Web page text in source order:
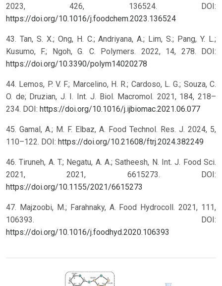
2023, 426, 136524. DOI:
https://doi.org/10.1016/j.foodchem.2023.136524
43. Tan, S. X.; Ong, H. C.; Andriyana, A.; Lim, S.; Pang, Y. L.;
Kusumo, F.; Ngoh, G. C. Polymers. 2022, 14, 278. DOI:
https://doi.org/10.3390/polym14020278
44. Lemos, P. V. F.; Marcelino, H. R.; Cardoso, L. G.; Souza, C.
O. de; Druzian, J. I. Int. J. Biol. Macromol. 2021, 184, 218–
234. DOI: https://doi.org/10.1016/j.ijbiomac.2021.06.077
45. Gamal, A.; M. F. Elbaz, A. Food Technol. Res. J. 2024, 5,
110–122. DOI: https://doi.org/10.21608/ftrj.2024.382249
46. Tiruneh, A. T.; Negatu, A. A.; Satheesh, N. Int. J. Food Sci.
2021, 2021, 6615273. DOI:
https://doi.org/10.1155/2021/6615273
47. Majzoobi, M.; Farahnaky, A. Food Hydrocoll. 2021, 111,
106393. DOI:
https://doi.org/10.1016/j.foodhyd.2020.106393